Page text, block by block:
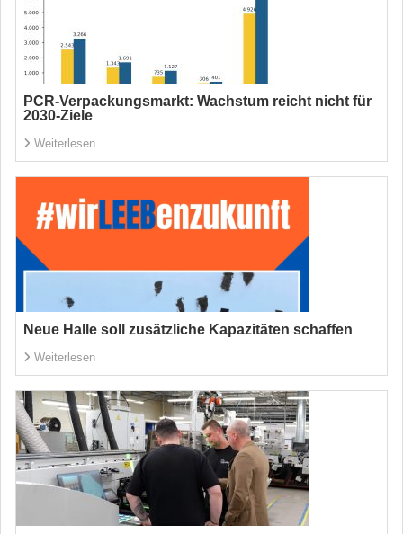
PCR-Verpackungsmarkt: Wachstum reicht nicht für
2030-Ziele
Weiterlesen
Neue Halle soll zusätzliche Kapazitäten schaffen
Weiterlesen